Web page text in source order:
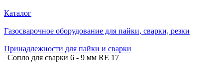
Каталог
Газосварочное оборудование для пайки, сварки, резки
Принадлежности для пайки и сварки
Сопло для сварки 6 - 9 мм RE 17